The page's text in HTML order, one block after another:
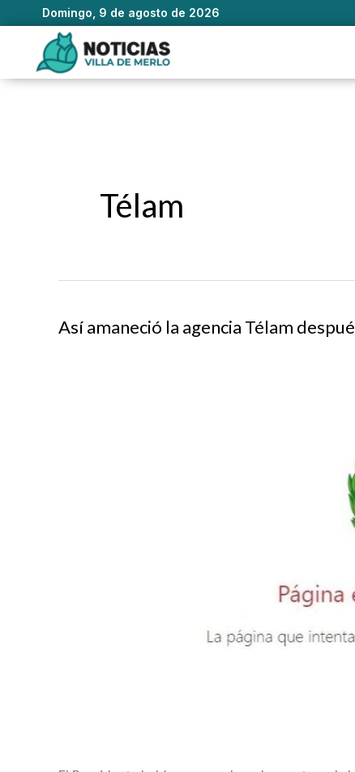
Domingo, 9 de agosto de 2026
contenido
Télam
Así amaneció la agencia Télam